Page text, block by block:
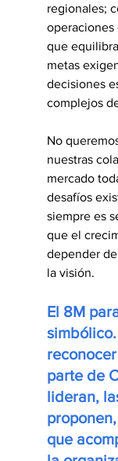
regionales;
operaciones
que
metas
decisiones
complejos
No
nuestras
mercado
desafíos
siempre es
que el
depender
la visión.
El 8M
parte de
lideran,
que